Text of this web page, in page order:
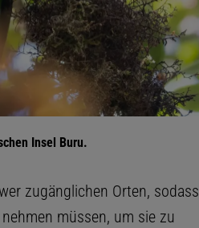
Insel Buru.
zugänglichen Orten, sodass
müssen, um sie zu